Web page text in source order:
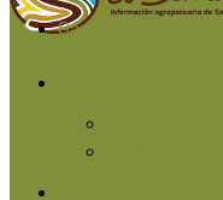
San Luis